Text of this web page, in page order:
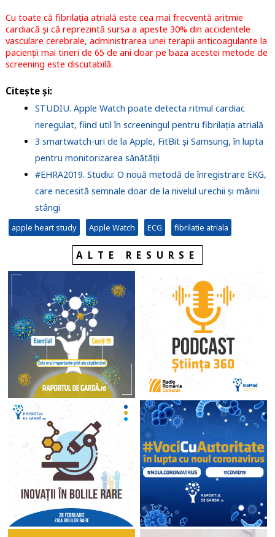
Cu toate că fibrilația atrială este cea mai frecventă aritmie
cardiacă și că reprezintă sursa a apeste 30% din accidentele
vasculare cerebrale, administrarea unei terapii anticoagulante la
pacienții mai tineri de 65 de ani doar pe baza acestei metode de
screening este discutabilă.
Citește și:
STUDIU. Apple Watch poate detecta ritmul cardiac
neregulat, fiind util în screeningul pentru fibrilația atrială
3 smartwatch-uri de la Apple, FitBit și Samsung, în lupta
pentru monitorizarea sănătății
#EHRA2019. Studiu: O nouă metodă de înregistrare EKG,
care necesită semnale doar de la nivelul urechii și mâinii
stângi
apple heart study Apple Watch ECG fibrilatie atriala
ALTE RESURSE